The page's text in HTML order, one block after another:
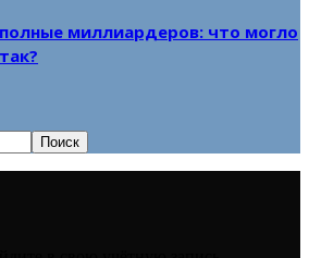
миллиардеров: что могло